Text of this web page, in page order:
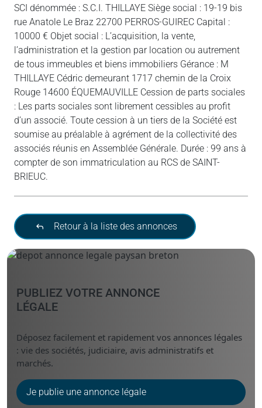
SCI dénommée : S.C.I. THILLAYE Siège social : 19-19 bis
rue Anatole Le Braz 22700 PERROS-GUIREC Capital :
10000 € Objet social : L’acquisition, la vente,
l’administration et la gestion par location ou autrement
de tous immeubles et biens immobiliers Gérance : M
THILLAYE Cédric demeurant 1717 chemin de la Croix
Rouge 14600 ÉQUEMAUVILLE Cession de parts sociales
: Les parts sociales sont librement cessibles au profit
d’un associé. Toute cession à un tiers de la Société est
soumise au préalable à agrément de la collectivité des
associés réunis en Assemblée Générale. Durée : 99 ans à
compter de son immatriculation au RCS de SAINT-
BRIEUC.
Retour à la liste des annonces
PUBLIEZ VOTRE ANNONCE
LÉGALE
Déposez facilement et rapidement vos annonces légales
: vie des sociétés, judiciaire, avis administratifs et
marchés.
Je publie une annonce légale